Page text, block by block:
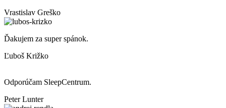
Vrastislav Greško
Ďakujem za super spánok.
Ľuboš Križko
Odporúčam SleepCentrum.
Peter Lunter